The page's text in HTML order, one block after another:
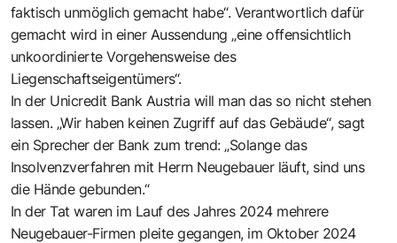
faktisch unmöglich gemacht habe“. Verantwortlich dafür
gemacht wird in einer Aussendung „eine offensichtlich
unkoordinierte Vorgehensweise des
Liegenschaftseigentümers“.
In der Unicredit Bank Austria will man das so nicht stehen
lassen. „Wir haben keinen Zugriff auf das Gebäude“, sagt
ein Sprecher der Bank zum trend: „Solange das
Insolvenzverfahren mit Herrn Neugebauer läuft, sind uns
die Hände gebunden.“
In der Tat waren im Lauf des Jahres 2024 mehrere
Neugebauer-Firmen pleite gegangen, im Oktober 2024